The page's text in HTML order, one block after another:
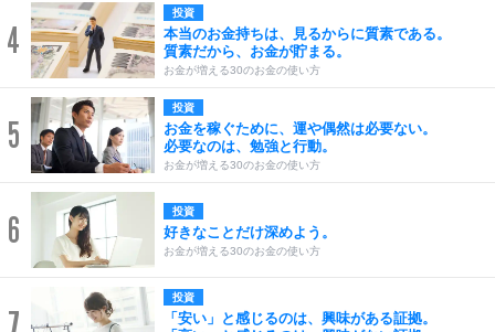
4
投資
本当のお金持ちは、見るからに質素である。
質素だから、お金が貯まる。
お金が増える30のお金の使い方
5
投資
お金を稼ぐために、運や偶然は必要ない。
必要なのは、勉強と行動。
お金が増える30のお金の使い方
6 投資
好きなことだけ深めよう。
お金が増える30のお金の使い方
投資
「安い」と感じるのは、興味がある証拠。